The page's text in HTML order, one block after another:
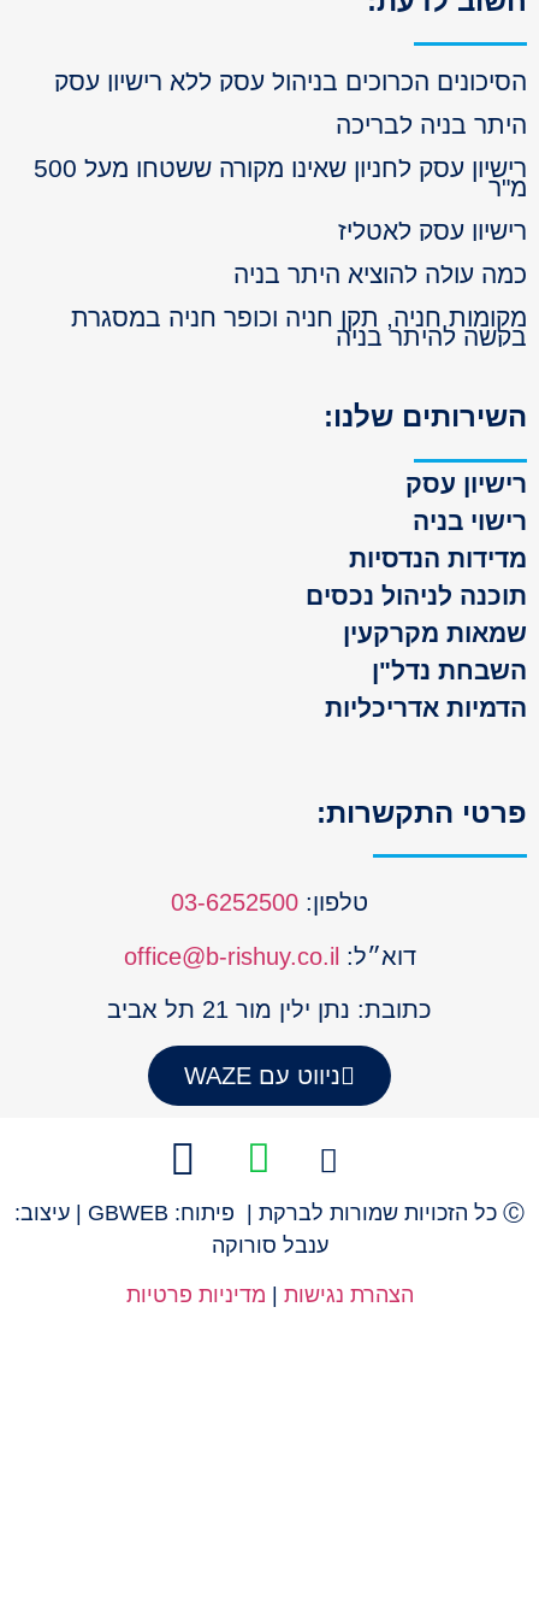
הכרוכים בניהול עסק ללא רישיון עסק
בניה לבריכה
רישיון עסק לחניון שאינו מקורה ששטחו מעל 500
עסק לאטליז
עולה להוציא היתר בניה
חניה, תקן חניה וכופר חניה במסגרת
להיתר בניה
שלנו:
עסק
בניה
הנדסיות
לניהול נכסים
מקרקעין
נדל"ן
אדריכליות
התקשרות:
טלפון:03-6252500
דוא״ל:office@b-rishuy.co.il
כתובת: נתן ילין מור 21 תל אביב
ניווט עם WAZE
Ⓒ כל הזכויות שמורות לברקת | פיתוח: GBWEB | עיצוב:
ענבל סורוקה
הצהרת נגישות|מדיניות פרטיות